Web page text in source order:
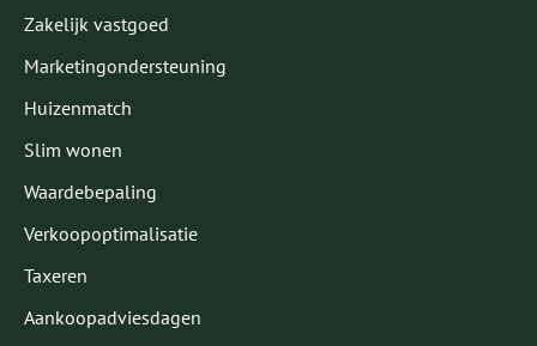
Zakelijk vastgoed
Marketingondersteuning
Huizenmatch
Slim wonen
Waardebepaling
Verkoopoptimalisatie
Taxeren
Aankoopadviesdagen